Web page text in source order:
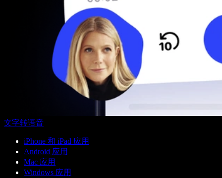
文字转语音
iPhone 和 iPad 应用
Android 应用
Mac 应用
Windows 应用